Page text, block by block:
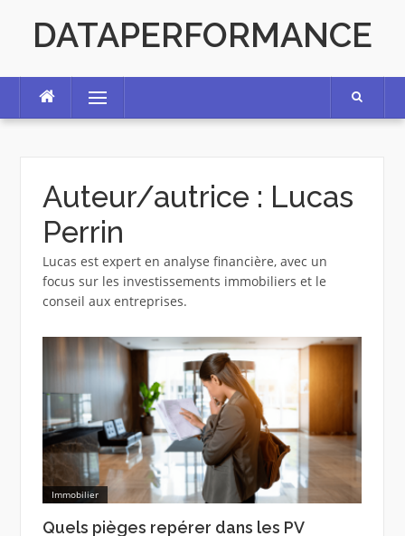
contentDATAPERFORMANCE
Menu
Auteur/autrice : Lucas
Perrin
Lucas est expert en analyse financière, avec un
focus sur les investissements immobiliers et le
conseil aux entreprises.
Immobilier
Quels pièges repérer dans les PV